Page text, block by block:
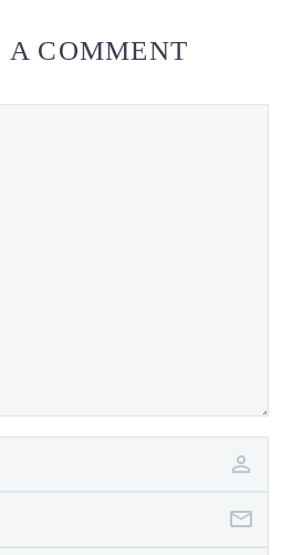
A COMMENT